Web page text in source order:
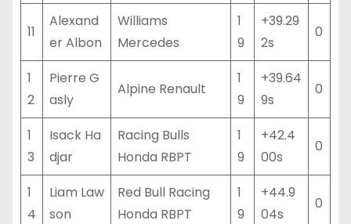
11
Alexand
er Albon
Williams
Mercedes
1
9
+39.29
2s
0
1
2
Pierre G
asly
Alpine Renault
1
9
+39.64
9s
0
1
3
Isack Ha
djar
Racing Bulls
Honda RBPT
1
9
+42.4
00s
0
1
4
Liam Law
son
Red Bull Racing
Honda RBPT
1
9
+44.9
04s
0